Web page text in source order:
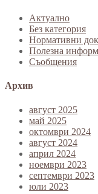
Актуално
Без категория
Нормативни
Полезна
Съобщения
Архив
август 2025
май 2025
октомври 2024
август 2024
април 2024
ноември 2023
септември 2023
юли 2023